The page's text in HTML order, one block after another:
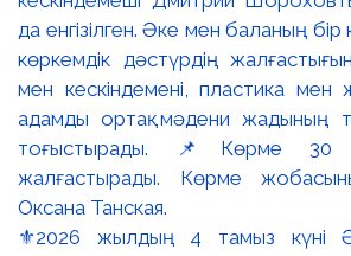
⚜️2026 жылдың 4 тамыз күні